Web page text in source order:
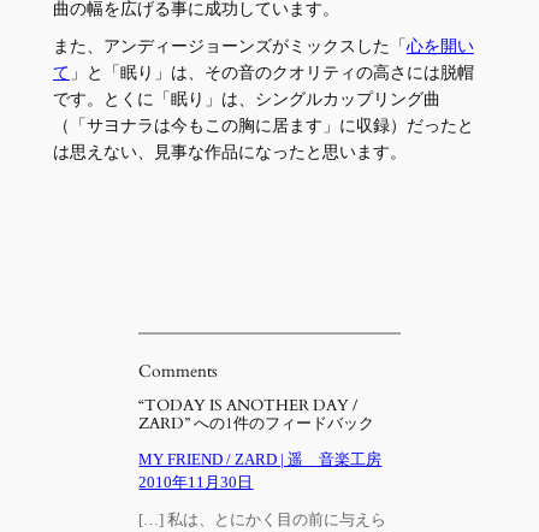
曲の幅を広げる事に成功しています。
また、アンディージョーンズがミックスした「心を開い
て 」と「眠り」は、その音のクオリティの高さには脱帽
です。とくに「眠り」は、シングルカップリング曲
（「サヨナラは今もこの胸に居ます」に収録）だったと
は思えない、見事な作品になったと思います。
Comments
“TODAY IS ANOTHER DAY /
ZARD” への1件のフィードバック
MY FRIEND / ZARD | 遥 音楽工房
2010年11月30日
[…] 私は、とにかく目の前に与えら